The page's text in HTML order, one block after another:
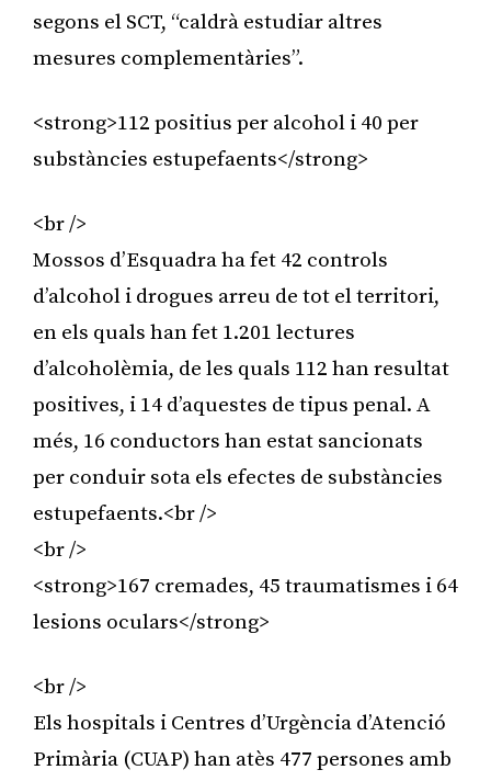
segons el SCT, “caldrà estudiar altres
mesures complementàries”.
<strong>112 positius per alcohol i 40 per
substàncies estupefaents</strong>
<br />
Mossos d’Esquadra ha fet 42 controls
d’alcohol i drogues arreu de tot el territori,
en els quals han fet 1.201 lectures
d’alcoholèmia, de les quals 112 han resultat
positives, i 14 d’aquestes de tipus penal. A
més, 16 conductors han estat sancionats
per conduir sota els efectes de substàncies
estupefaents.<br />
<br />
<strong>167 cremades, 45 traumatismes i 64
lesions oculars</strong>
<br />
Els hospitals i Centres d’Urgència d’Atenció
Primària (CUAP) han atès 477 persones amb